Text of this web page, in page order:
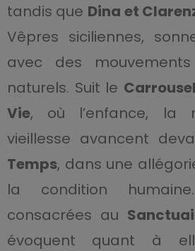
tandis que Dina et
Vêpres siciliennes,
avec des
naturels. Suit le
Vie, où l’enfance, la
vieillesse avancent
Temps, dans une
la condition
consacrées au
évoquent quant à